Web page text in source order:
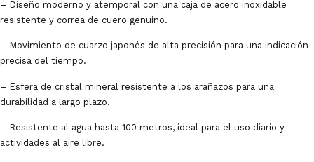
– Diseño moderno y atemporal con una caja de acero inoxidable
resistente y correa de cuero genuino.
– Movimiento de cuarzo japonés de alta precisión para una indicación
precisa del tiempo.
– Esfera de cristal mineral resistente a los arañazos para una
durabilidad a largo plazo.
– Resistente al agua hasta 100 metros, ideal para el uso diario y
actividades al aire libre.